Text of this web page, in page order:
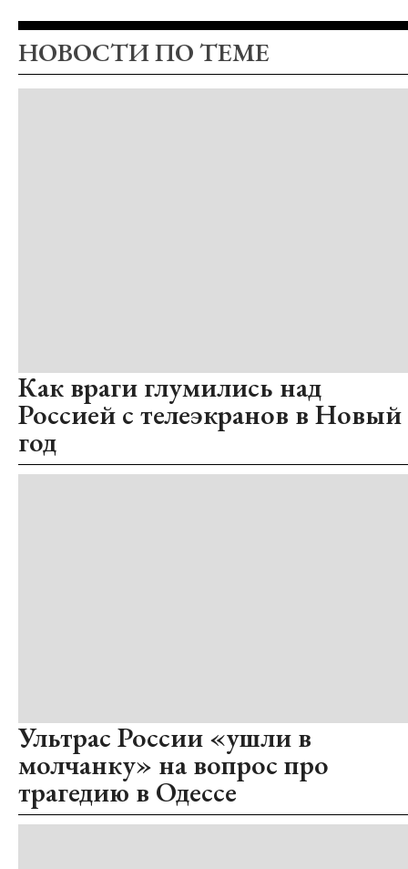
НОВОСТИ ПО ТЕМЕ
Как враги глумились над
Россией с телеэкранов в Новый
год
Ультрас России «ушли в
молчанку» на вопрос про
трагедию в Одессе